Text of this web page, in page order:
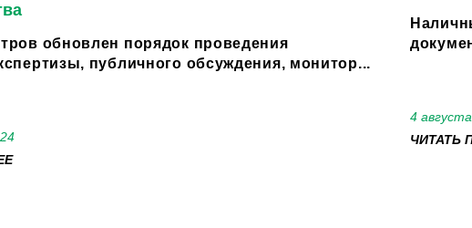
обновлен порядок проведения
публичного обсуждения, монитор...
4
ЧИТАТЬ